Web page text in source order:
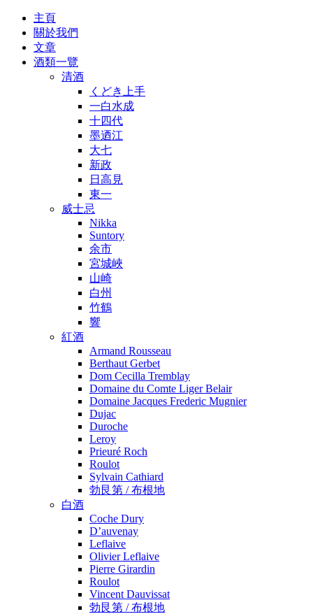
主頁
關於我們
文章
酒類一覽
清酒
くどき上手
一白水成
十四代
墨迺江
大七
新政
日高見
東一
威士忌
Nikka
Suntory
余市
宮城峽
山崎
白州
竹鶴
響
紅酒
Armand Rousseau
Berthaut Gerbet
Dom Cecilla Tremblay
Domaine du Comte Liger Belair
Domaine Jacques Frederic Mugnier
Dujac
Duroche
Leroy
Prieuré Roch
Roulot
Sylvain Cathiard
勃艮第 / 布根地
白酒
Coche Dury
D’auvenay
Leflaive
Olivier Leflaive
Pierre Girardin
Roulot
Vincent Dauvissat
勃艮第 / 布根地